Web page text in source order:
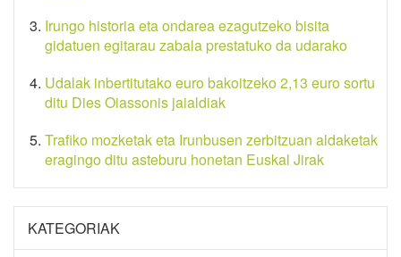
Irungo historia eta ondarea ezagutzeko bisita
gidatuen egitarau zabala prestatuko da udarako
Udalak inbertitutako euro bakoitzeko 2,13 euro sortu
ditu Dies Oiassonis jaialdiak
Trafiko mozketak eta Irunbusen zerbitzuan aldaketak
eragingo ditu asteburu honetan Euskal Jirak
KATEGORIAK